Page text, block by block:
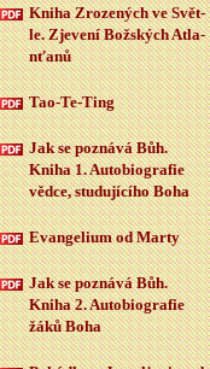
Kniha Zro­ze­ných ve Svět­
le. Zje­ve­ní Bož­ských At­la­
n­ťa­nů
Tao-Te-Ting
Jak se po­zná­vá Bůh.
Kniha 1. Au­to­bi­o­gra­fie
vědce, stu­du­jí­cí­ho Boha
Evan­ge­li­um od Marty
Jak se po­zná­vá Bůh.
Kniha 2. Au­to­bi­o­gra­fie
žáků Boha